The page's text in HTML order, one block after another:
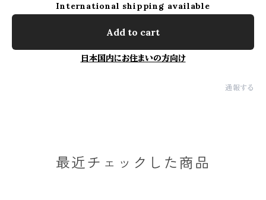
International shipping available
Add to cart
日本国内にお住まいの方向け
通報する
最近チェックした商品